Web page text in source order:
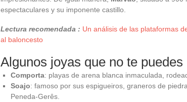
espectaculares y su imponente castillo.
Lectura recomendada : Un análisis de las plataformas
al baloncesto
Algunos joyas que no te puedes
Comporta: playas de arena blanca inmaculada,
Soajo: famoso por sus espigueiros, graneros de
Peneda-Gerês.